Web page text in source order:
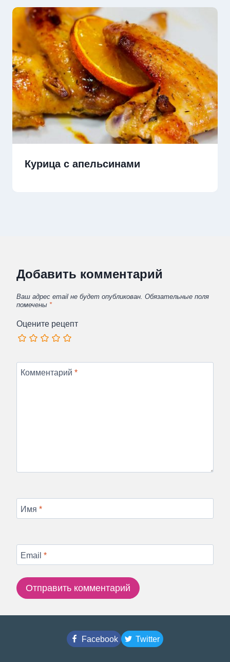
Курица с апельсинами
Добавить комментарий
Ваш адрес email не будет опубликован. Обязательные поля
помечены *
Оцените рецепт
Комментарий *
Имя *
Email *
Facebook Twitter